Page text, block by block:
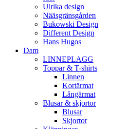
Ulrika design
Nääsgränsgården
Bukowski Design
Different Design
Hans Hugos
Dam
LINNEPLAGG
Toppar & T-shirts
Linnen
Kortärmat
Långärmat
Blusar & skjortor
Blusar
Skjortor